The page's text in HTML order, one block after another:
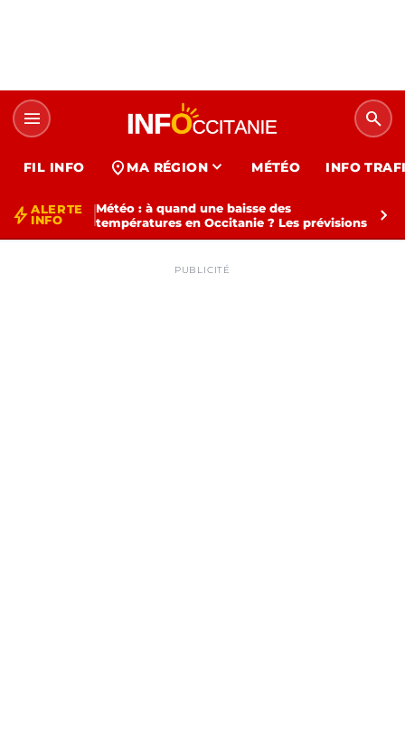
menu search
FIL INFO location_on MA RÉGION expand_more MÉTÉO INFO
bolt ALERTE
INFO
Météo : à quand une baisse des
températures en Occitanie ? Les prévisions
chevron_right
PUBLICITÉ